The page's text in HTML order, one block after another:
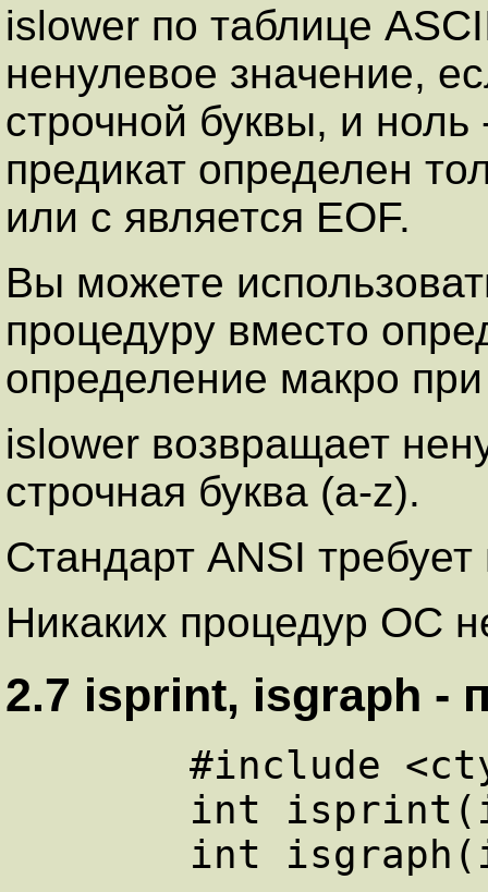
islower по таблице
ненулевое значение,
строчной буквы, и
предикат определен
или с является EOF.
Вы можете
процедуру вместо
определение макро
islower возвращает
строчная буква (a-z).
Стандарт ANSI
Никаких процедур ОС
2.7 isprint, isgraph -